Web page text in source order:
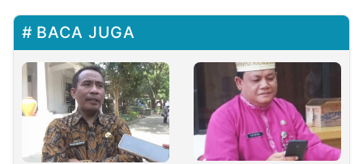
BACA JUGA